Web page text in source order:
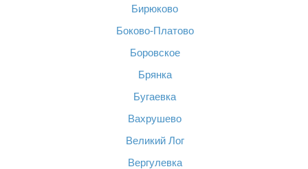
Бирюково
Боково-Платово
Боровское
Брянка
Бугаевка
Вахрушево
Великий Лог
Вергулевка